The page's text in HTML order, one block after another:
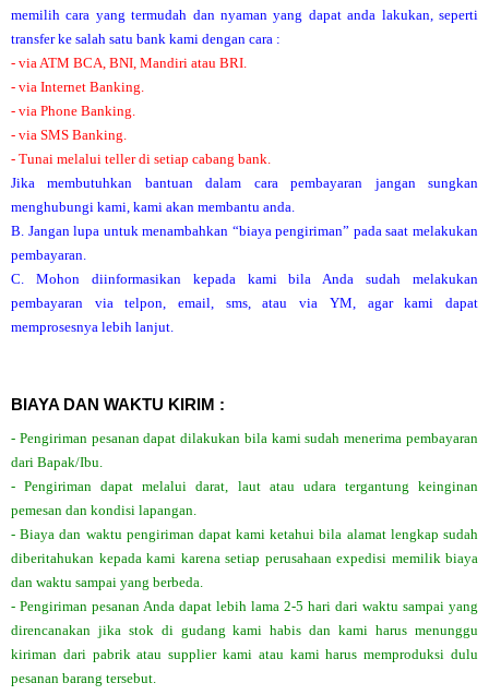
memilih cara yang termudah dan nyaman yang dapat anda lakukan, seperti
transfer ke salah satu bank kami dengan cara :
- via ATM BCA, BNI, Mandiri atau BRI.
- via Internet Banking.
- via Phone Banking.
- via SMS Banking.
- Tunai melalui teller di setiap cabang bank.
Jika membutuhkan bantuan dalam cara pembayaran jangan sungkan
menghubungi kami, kami akan membantu anda.
B. Jangan lupa untuk menambahkan “biaya pengiriman” pada saat melakukan
pembayaran.
C. Mohon diinformasikan kepada kami bila Anda sudah melakukan
pembayaran via telpon, email, sms, atau via YM, agar kami dapat
memprosesnya lebih lanjut.
BIAYA DAN WAKTU KIRIM :
- Pengiriman pesanan dapat dilakukan bila kami sudah menerima pembayaran
dari Bapak/Ibu.
- Pengiriman dapat melalui darat, laut atau udara tergantung keinginan
pemesan dan kondisi lapangan.
- Biaya dan waktu pengiriman dapat kami ketahui bila alamat lengkap sudah
diberitahukan kepada kami karena setiap perusahaan expedisi memilik biaya
dan waktu sampai yang berbeda.
- Pengiriman pesanan Anda dapat lebih lama 2-5 hari dari waktu sampai yang
direncanakan jika stok di gudang kami habis dan kami harus menunggu
kiriman dari pabrik atau supplier kami atau kami harus memproduksi dulu
pesanan barang tersebut.